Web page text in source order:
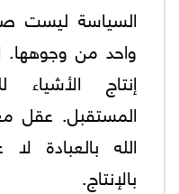
السياسة ليست
واحد من
إنتاج
المستقبل. عقل
الله بالعبادة
بالإنتاج.